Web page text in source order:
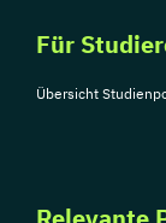
Für
Übersicht